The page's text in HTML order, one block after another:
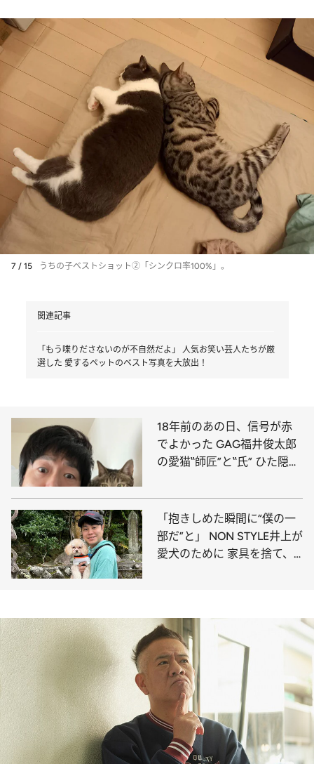
7 / 15 うちの子ベストショット②「シンクロ率100%」。
関連記事
「もう喋りださないのが不自然だよ」 人気お笑い芸人たちが厳
選した 愛するペットのベスト写真を大放出！
18年前のあの日、信号が赤
でよかった GAG福井俊太郎
の愛猫‟師匠”と‟氏” ひた隠し
「抱きしめた瞬間に“僕の一
部だ”と」 NON STYLE井上が
愛犬のために 家具を捨て、